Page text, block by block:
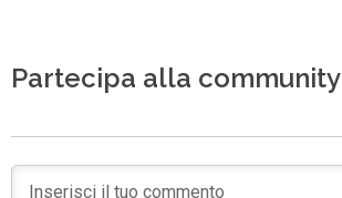
Partecipa alla community